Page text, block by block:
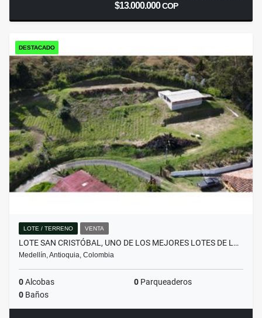
$13.000.000COP
DESTACADO
LOTE / TERRENO VENTA
LOTE SAN CRISTÓBAL, UNO DE LOS MEJORES LOTES DE L…
Medellín, Antioquia, Colombia
0Alcobas 0 Parqueaderos
0 Baños